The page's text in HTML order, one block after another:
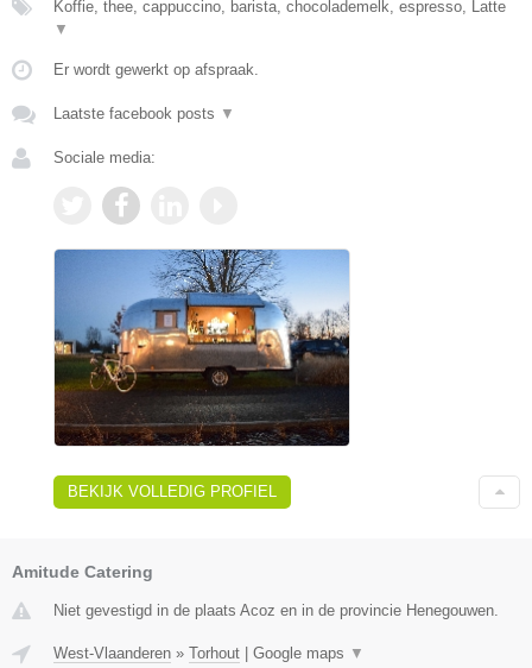
Koffie, thee, cappuccino, barista, chocolademelk, espresso, Latte
▼
Er wordt gewerkt op afspraak.
Laatste facebook posts ▼
Sociale media:
BEKIJK VOLLEDIG PROFIEL
Amitude Catering
Niet gevestigd in de plaats Acoz en in de provincie Henegouwen.
West-Vlaanderen » Torhout | Google maps ▼